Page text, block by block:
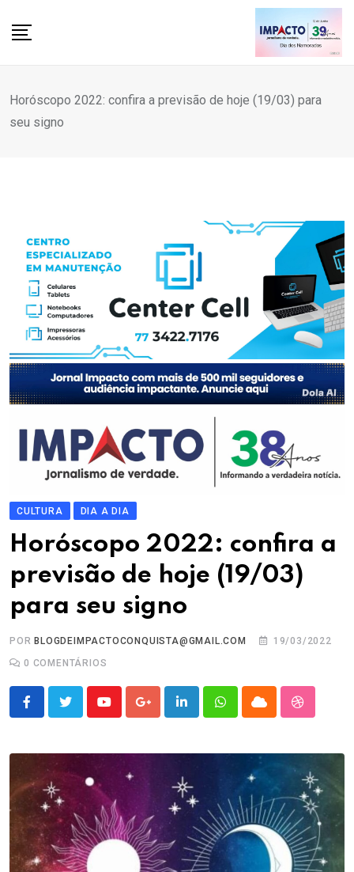
Horóscopo 2022: confira a previsão de hoje (19/03) para
seu signo
CULTURA DIA A DIA
Horóscopo 2022: confira a
previsão de hoje (19/03)
para seu signo
POR BLOGDEIMPACTOCONQUISTA@GMAIL.COM
19/03/2022
0 COMENTÁRIOS
YoutubeGoogle+LinkedInWhatsappCloud